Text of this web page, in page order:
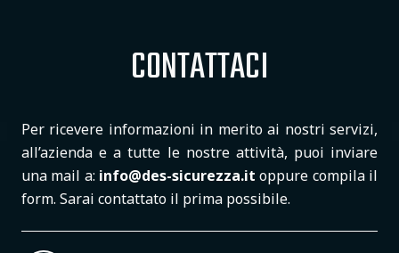
CONTATTACI
Per ricevere informazioni in merito ai nostri servizi,
all’azienda e a tutte le nostre attività, puoi inviare
una mail a: info@des-sicurezza.it oppure compila il
form. Sarai contattato il prima possibile.